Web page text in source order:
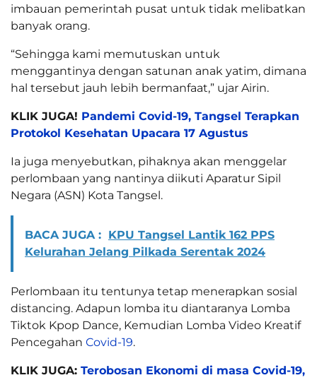
imbauan pemerintah pusat untuk tidak melibatkan
banyak orang.
“Sehingga kami memutuskan untuk
menggantinya dengan satunan anak yatim, dimana
hal tersebut jauh lebih bermanfaat,” ujar Airin.
KLIK JUGA! Pandemi Covid-19, Tangsel Terapkan
Protokol Kesehatan Upacara 17 Agustus
Ia juga menyebutkan, pihaknya akan menggelar
perlombaan yang nantinya diikuti Aparatur Sipil
Negara (ASN) Kota Tangsel.
BACA JUGA : KPU Tangsel Lantik 162 PPS
Kelurahan Jelang Pilkada Serentak 2024
Perlombaan itu tentunya tetap menerapkan sosial
distancing. Adapun lomba itu diantaranya Lomba
Tiktok Kpop Dance, Kemudian Lomba Video Kreatif
Pencegahan Covid-19.
KLIK JUGA: Terobosan Ekonomi di masa Covid-19,